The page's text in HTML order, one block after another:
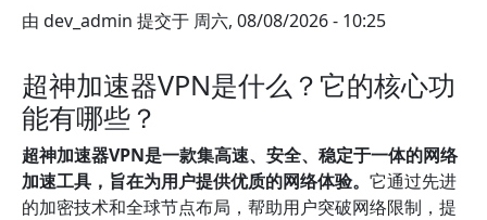
由 dev_admin 提交于 周六, 08/08/2026 - 10:25
超神加速器VPN是什么？它的核心功
能有哪些？
超神加速器VPN是一款集高速、安全、稳定于一体的网络
加速工具，旨在为用户提供优质的网络体验。 它通过先进
的加密技术和全球节点布局，帮助用户突破网络限制，提